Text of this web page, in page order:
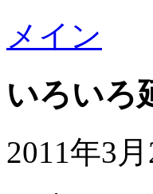
メイン
いろいろ
2011年3